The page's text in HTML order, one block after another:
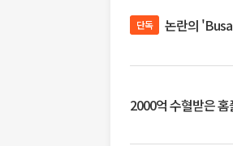
단독 논란의
2000억 수혈받은 홈